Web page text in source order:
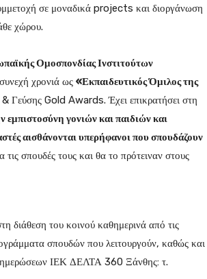
σε μοναδικά projects και διοργάνωση
χώρου.
Ομοσπονδίας Ινστιτούτων
συνεχή χρονιά ως «Εκπαιδευτικός Όμιλος της
Γεύσης Gold Awards. Έχει επικρατήσει στη
εμπιστοσύνη γονιών και παιδιών και
αισθάνονται υπερήφανοι που σπουδάζουν
σπουδές τους και θα το πρότειναν στους
διάθεση του κοινού καθημερινά από τις
σπουδών που λειτουργούν, καθώς και
ΙΕΚ ΔΕΛΤΑ 360 Ξάνθης: τ.